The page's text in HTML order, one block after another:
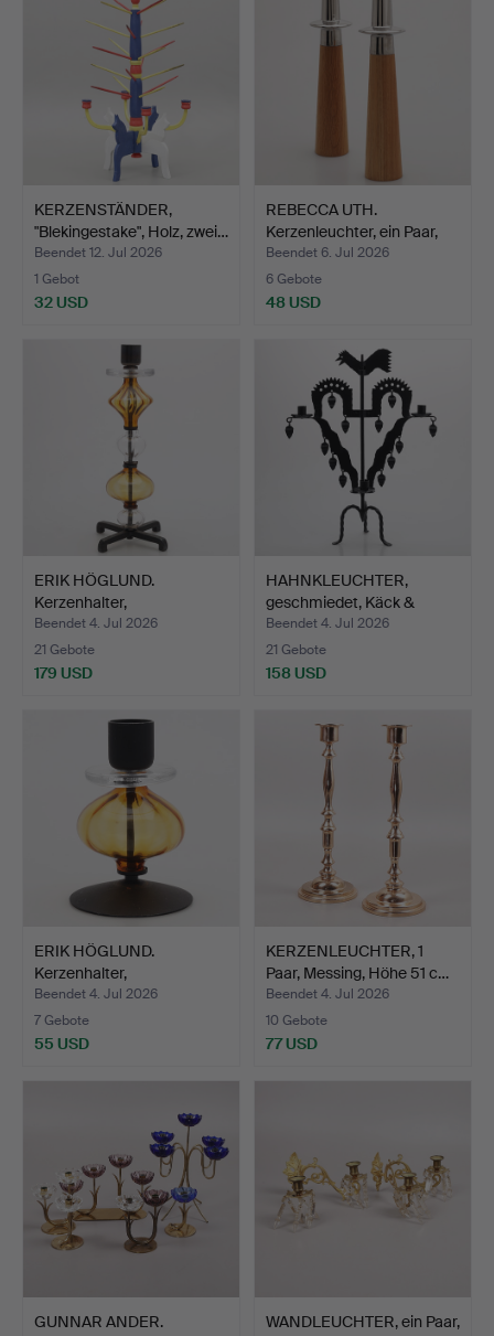
KERZENSTÄNDER,
"Blekingestake", Holz, zwei…
Beendet 12. Jul 2026
1 Gebot
32 USD
REBECCA UTH.
Kerzenleuchter, ein Paar,
"El…
Beendet 6. Jul 2026
6 Gebote
48 USD
ERIK HÖGLUND.
Kerzenhalter,
Glas/geschmied…
Beendet 4. Jul 2026
21 Gebote
179 USD
HAHNKLEUCHTER,
geschmiedet, Käck &
Hedbys,…
Beendet 4. Jul 2026
21 Gebote
158 USD
ERIK HÖGLUND.
Kerzenhalter,
Glas/Schmiedee…
Beendet 4. Jul 2026
7 Gebote
55 USD
KERZENLEUCHTER, 1
Paar, Messing, Höhe 51 c…
Beendet 4. Jul 2026
10 Gebote
77 USD
GUNNAR ANDER.
WANDLEUCHTER, ein Paar,